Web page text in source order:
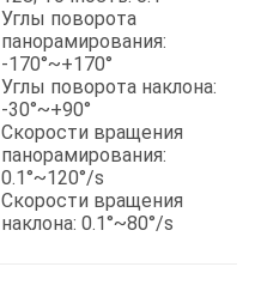
Углы поворота
панорамирования:
-170°~+170°
Углы поворота наклона:
-30°~+90°
Скорости вращения
панорамирования:
0.1°~120°/s
Скорости вращения
наклона: 0.1°~80°/s